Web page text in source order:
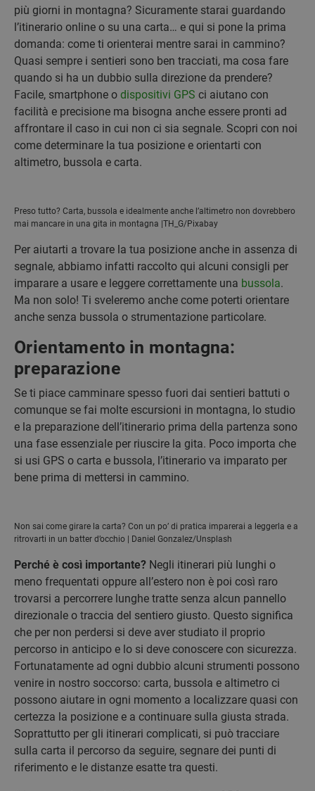
più giorni in montagna? Sicuramente starai guardando
l’itinerario online o su una carta… e qui si pone la prima
domanda: come ti orienterai mentre sarai in cammino?
Quasi sempre i sentieri sono ben tracciati, ma cosa fare
quando si ha un dubbio sulla direzione da prendere?
Facile, smartphone o dispositivi GPS ci aiutano con
facilità e precisione ma bisogna anche essere pronti ad
affrontare il caso in cui non ci sia segnale. Scopri con noi
come determinare la tua posizione e orientarti con
altimetro, bussola e carta.
Preso tutto? Carta, bussola e idealmente anche l’altimetro non dovrebbero
mai mancare in una gita in montagna |TH_G/Pixabay
Per aiutarti a trovare la tua posizione anche in assenza di
segnale, abbiamo infatti raccolto qui alcuni consigli per
imparare a usare e leggere correttamente una bussola.
Ma non solo! Ti sveleremo anche come poterti orientare
anche senza bussola o strumentazione particolare.
Orientamento in montagna:
preparazione
Se ti piace camminare spesso fuori dai sentieri battuti o
comunque se fai molte escursioni in montagna, lo studio
e la preparazione dell’itinerario prima della partenza sono
una fase essenziale per riuscire la gita. Poco importa che
si usi GPS o carta e bussola, l’itinerario va imparato per
bene prima di mettersi in cammino.
Non sai come girare la carta? Con un po’ di pratica imparerai a leggerla e a
ritrovarti in un batter d’occhio | Daniel Gonzalez/Unsplash
Perché è così importante? Negli itinerari più lunghi o
meno frequentati oppure all’estero non è poi così raro
trovarsi a percorrere lunghe tratte senza alcun pannello
direzionale o traccia del sentiero giusto. Questo significa
che per non perdersi si deve aver studiato il proprio
percorso in anticipo e lo si deve conoscere con sicurezza.
Fortunatamente ad ogni dubbio alcuni strumenti possono
venire in nostro soccorso: carta, bussola e altimetro ci
possono aiutare in ogni momento a localizzare quasi con
certezza la posizione e a continuare sulla giusta strada.
Soprattutto per gli itinerari complicati, si può tracciare
sulla carta il percorso da seguire, segnare dei punti di
riferimento e le distanze esatte tra questi.